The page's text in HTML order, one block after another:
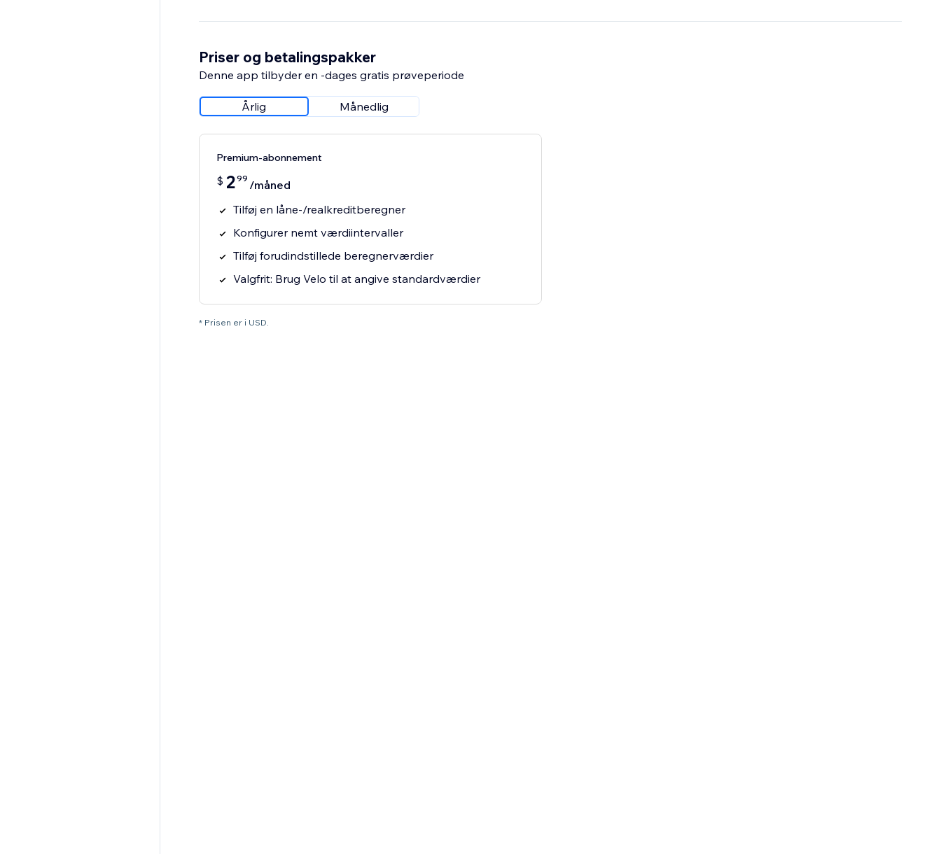
Priser og betalingspakker
Denne app tilbyder en -dages gratis prøveperiode
Årlig Månedlig
Premium-abonnement
$ 299 /måned
Tilføj en låne-/realkreditberegner
Konfigurer nemt værdiintervaller
Tilføj forudindstillede beregnerværdier
Valgfrit: Brug Velo til at angive standardværdier
* Prisen er i USD.